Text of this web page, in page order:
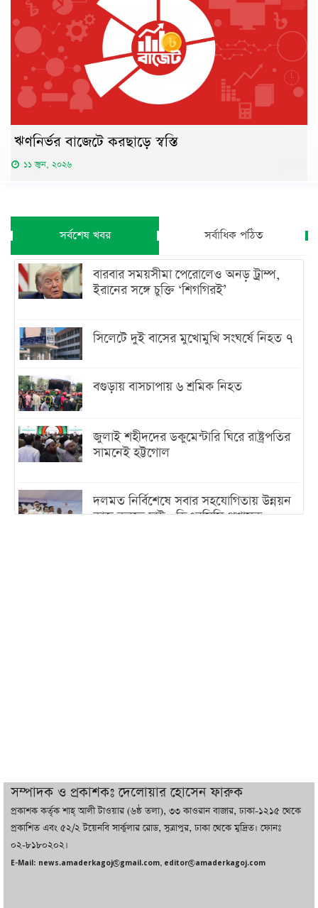
ঋণনির্ভর বাজেটে করছাড়ে স্বস্তি
১১ জুন, ২০২৬
সর্বশেষ খবর সর্বাধিক পঠিত
বারবার সময়সীমা পেরোলেও অনড় ট্রাম্প,
ইরানের সঙ্গে চুক্তি ‘শিগগিরই’
সিলেটে দুই বাসের মুখোমুখি সংঘর্ষে নিহত ৭
বগুড়ায় বাসচাপায় ৬ শ্রমিক নিহত
জুলাই শহীদদের ডকুমেন্টারি ঘিরে রাষ্ট্রপতির
সামনেই হট্টগোল
দলমত নির্বিশেষে সবার সহযোগিতায় উন্নয়ন
কাজ করতে চাই : ডিএনসিসি প্রশাসক
বাজারে কাঁচা মরিচে ‘আগুন’, ‘এত দাম তো
আগে দেখিনি’
সম্পাদক ও প্রকাশকঃ দেলোয়ার হোসেন ফারুক
প্রকাশক কর্তৃক শাহ্ আলী টাওয়ার (৬ষ্ঠ তলা), ৩৩ কাওরান বাজার, ঢাকা-১২১৫ থেকে
প্রকাশিত এবং ৫২/২ টয়েনবি সার্কুলার রোড, সুত্রাপুর, ঢাকা থেকে মুদ্রিত। ফোনঃ
০২-৮১৮০২০২।
E-Mail: news.amaderkagoj@gmail.com, editor@amaderkagoj.com